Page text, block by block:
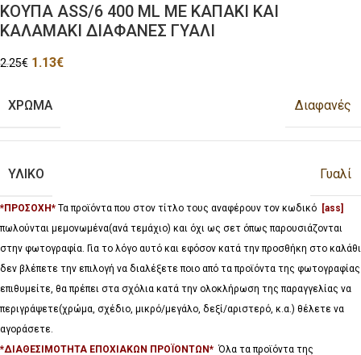
ΚΟΥΠΑ ASS/6 400 ML ΜΕ ΚΑΠΑΚΙ ΚΑΙ
ΚΑΛΑΜΑΚΙ ΔΙΑΦΑΝΕΣ ΓΥΑΛΙ
2.25€ 1.13€
ΧΡΩΜΑ Διαφανές
ΥΛΙΚΟ Γυαλί
*ΠΡΟΣΟΧΗ* Τα προϊόντα που στον τίτλο τους αναφέρουν τον κωδικό [ass]
πωλούνται μεμονωμένα(ανά τεμάχιο) και όχι ως σετ όπως παρουσιάζονται
στην φωτογραφία. Για το λόγο αυτό και εφόσον κατά την προσθήκη στο καλάθι
δεν βλέπετε την επιλογή να διαλέξετε ποιο από τα προϊόντα της φωτογραφίας
επιθυμείτε, θα πρέπει στα σχόλια κατά την ολοκλήρωση της παραγγελίας να
περιγράψετε(χρώμα, σχέδιο, μικρό/μεγάλο, δεξί/αριστερό, κ.α.) θέλετε να
αγοράσετε.
*ΔΙΑΘΕΣΙΜΟΤΗΤΑ ΕΠΟΧΙΑΚΩΝ ΠΡΟΪΟΝΤΩΝ* Όλα τα προϊόντα της